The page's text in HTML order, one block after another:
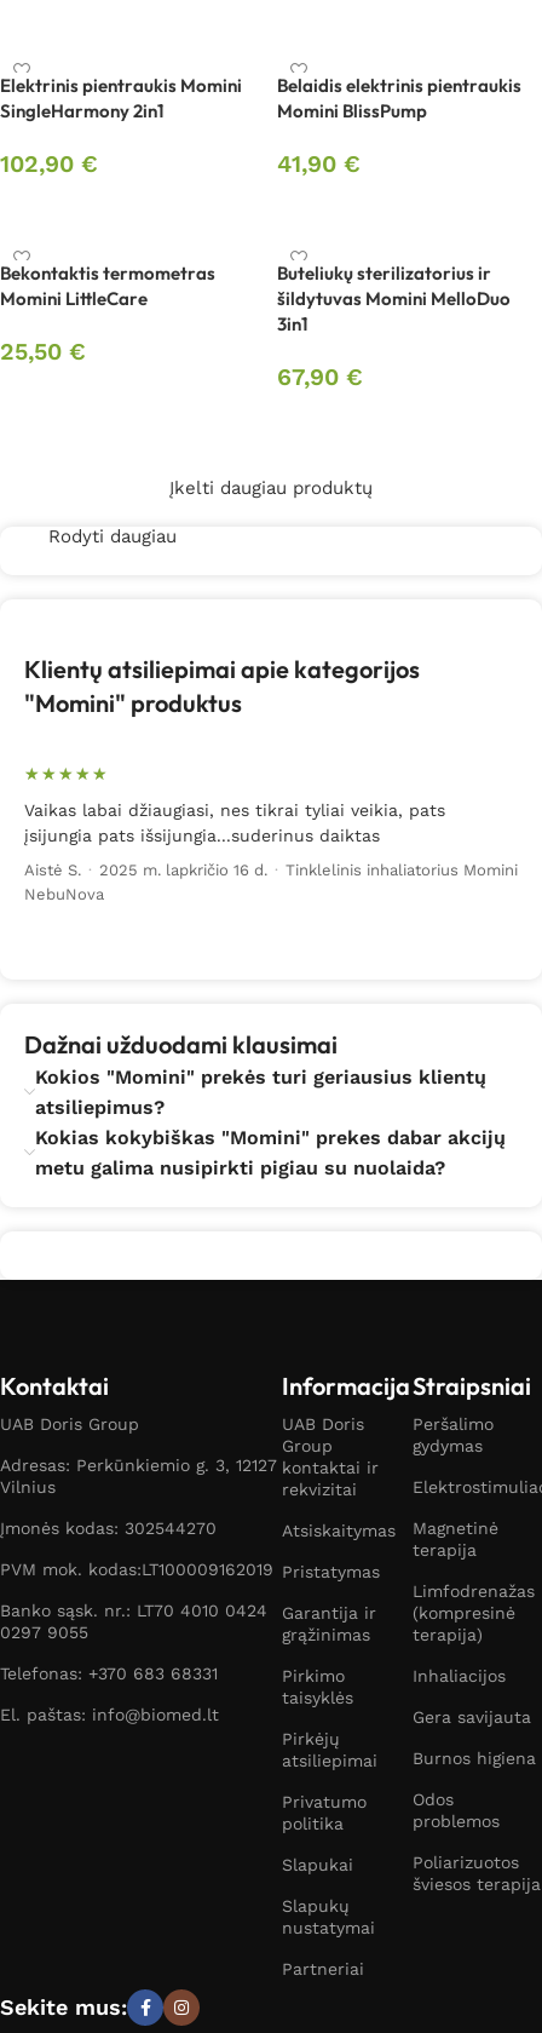
Elektrinis pientraukis Momini
SingleHarmony 2in1
102,90 €
Belaidis elektrinis pientraukis
Momini BlissPump
41,90 €
Bekontaktis termometras
Momini LittleCare
25,50 €
Buteliukų sterilizatorius ir
šildytuvas Momini MelloDuo
3in1
67,90 €
Įkelti daugiau produktų
Rodyti daugiau
Klientų atsiliepimai apie kategorijos
"Momini" produktus
Vaikas labai džiaugiasi, nes tikrai tyliai veikia, pats
įsijungia pats išsijungia...suderinus daiktas
Aistė S. · 2025 m. lapkričio 16 d. · Tinklelinis inhaliatorius Momini
NebuNova
Dažnai užduodami klausimai
Kokios "Momini" prekės turi geriausius klientų
atsiliepimus?
Kokias kokybiškas "Momini" prekes dabar akcijų
metu galima nusipirkti pigiau su nuolaida?
Kontaktai
UAB Doris Group
Adresas: Perkūnkiemio g. 3, 12127
Vilnius
Įmonės kodas: 302544270
PVM mok. kodas:LT100009162019
Banko sąsk. nr.: LT70 4010 0424
0297 9055
Telefonas: +370 683 68331
El. paštas: info@biomed.lt
Informacija
UAB Doris
Group
kontaktai ir
rekvizitai
Atsiskaitymas
Pristatymas
Garantija ir
grąžinimas
Pirkimo
taisyklės
Pirkėjų
atsiliepimai
Privatumo
politika
Slapukai
Slapukų
nustatymai
Partneriai
Straipsniai
Peršalimo
gydymas
Magnetinė
terapija
Limfodrenažas
(kompresinė
terapija)
Inhaliacijos
Gera savijauta
Burnos higiena
Odos
problemos
Poliarizuotos
šviesos terapija
Sekite mus: